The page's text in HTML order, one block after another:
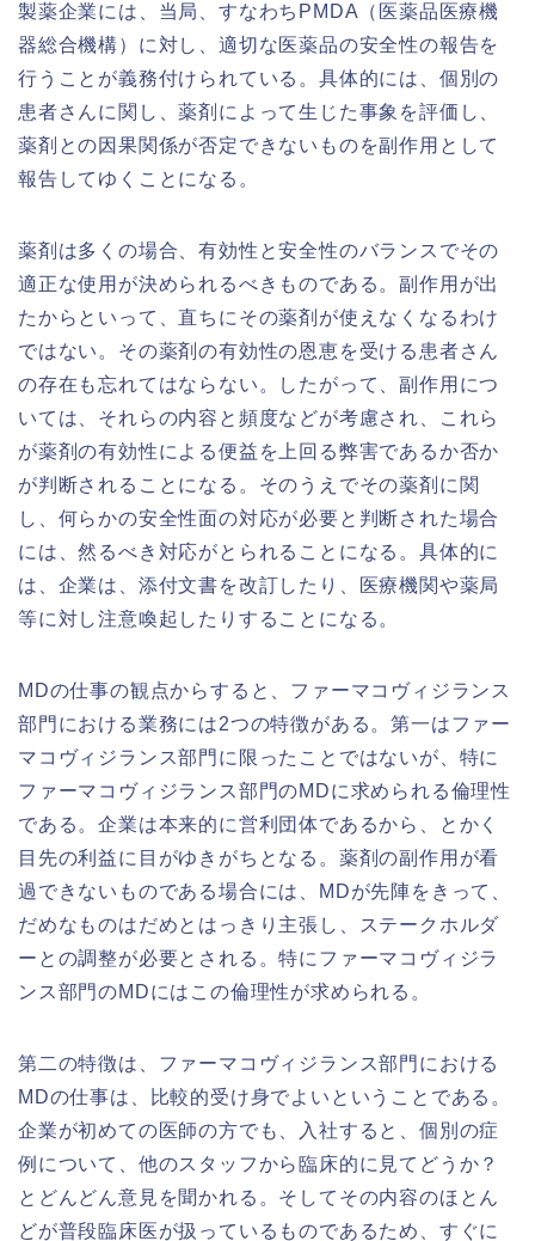
製薬企業には、当局、すなわちPMDA（医薬品医療機
器総合機構）に対し、適切な医薬品の安全性の報告を
行うことが義務付けられている。具体的には、個別の
患者さんに関し、薬剤によって生じた事象を評価し、
薬剤との因果関係が否定できないものを副作用として
報告してゆくことになる。
薬剤は多くの場合、有効性と安全性のバランスでその
適正な使用が決められるべきものである。副作用が出
たからといって、直ちにその薬剤が使えなくなるわけ
ではない。その薬剤の有効性の恩恵を受ける患者さん
の存在も忘れてはならない。したがって、副作用につ
いては、それらの内容と頻度などが考慮され、これら
が薬剤の有効性による便益を上回る弊害であるか否か
が判断されることになる。そのうえでその薬剤に関
し、何らかの安全性面の対応が必要と判断された場合
には、然るべき対応がとられることになる。具体的に
は、企業は、添付文書を改訂したり、医療機関や薬局
等に対し注意喚起したりすることになる。
MDの仕事の観点からすると、ファーマコヴィジランス
部門における業務には2つの特徴がある。第一はファー
マコヴィジランス部門に限ったことではないが、特に
ファーマコヴィジランス部門のMDに求められる倫理性
である。企業は本来的に営利団体であるから、とかく
目先の利益に目がゆきがちとなる。薬剤の副作用が看
過できないものである場合には、MDが先陣をきって、
だめなものはだめとはっきり主張し、ステークホルダ
ーとの調整が必要とされる。特にファーマコヴィジラ
ンス部門のMDにはこの倫理性が求められる。
第二の特徴は、ファーマコヴィジランス部門における
MDの仕事は、比較的受け身でよいということである。
企業が初めての医師の方でも、入社すると、個別の症
例について、他のスタッフから臨床的に見てどうか？
とどんどん意見を聞かれる。そしてその内容のほとん
どが普段臨床医が扱っているものであるため、すぐに